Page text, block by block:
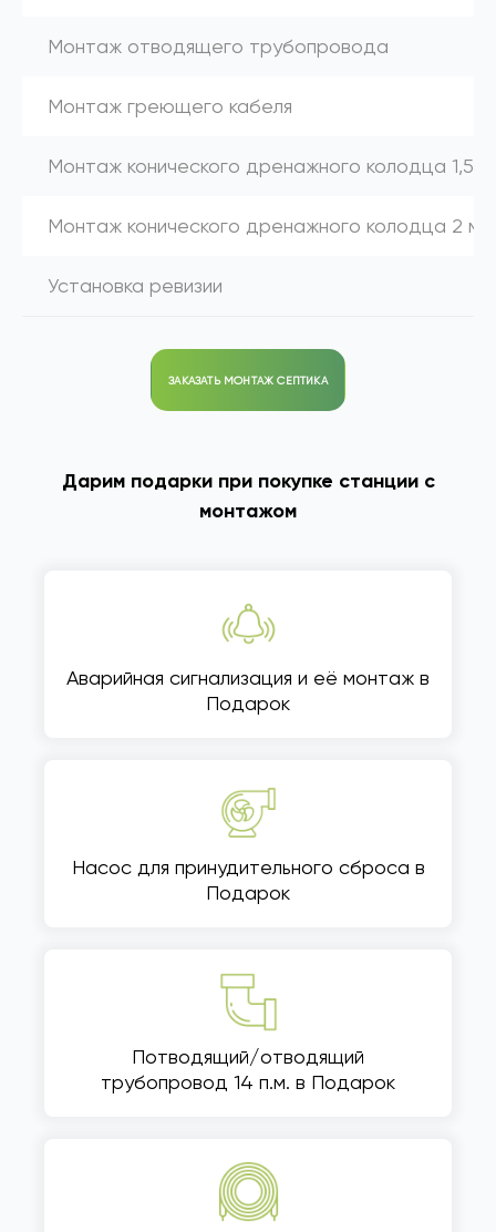
Монтаж отводящего трубопровода
Монтаж греющего кабеля
Монтаж конического дренажного колодца 1,5 м
Монтаж конического дренажного колодца 2 м
Установка ревизии
ЗАКАЗАТЬ МОНТАЖ СЕПТИКА
Дарим подарки при покупке станции с
монтажом
Аварийная сигнализация и её монтаж в
Подарок
Насос для принудительного сброса в
Подарок
Потводящий/отводящий
трубопровод 14 п.м. в Подарок